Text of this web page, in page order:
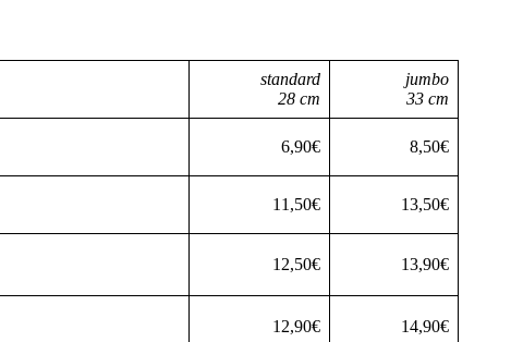
standard
28 cm
jumbo
33 cm
6,90€ 8,50€
11,50€ 13,50€
12,50€ 13,90€
12,90€ 14,90€